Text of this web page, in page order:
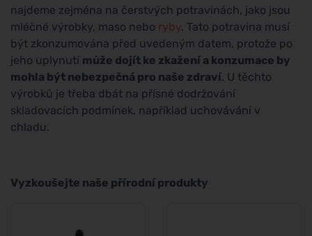
najdeme zejména na čerstvých potravinách, jako jsou
mléčné výrobky, maso nebo ryby. Tato potravina musí
být zkonzumována před uvedeným datem, protože po
jeho uplynutí může dojít ke zkažení a konzumace by
mohla být nebezpečná pro naše zdraví. U těchto
výrobků je třeba dbát na přísné dodržování
skladovacích podmínek, například uchovávání v
chladu.
Vyzkoušejte naše přírodní produkty